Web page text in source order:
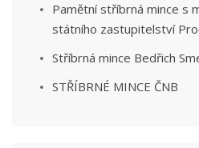
Pamětní stříbrná mince s
státního zastupitelství
Stříbrná mince Bedřich
STŘÍBRNÉ MINCE ČNB